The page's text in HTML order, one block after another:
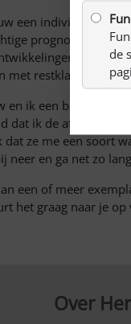
een individueel
prognose
heeft
met restklachten.
en ik een bakkie in
dat ik de afgelopen
dat ze me een soort
neer en ga net zo
een of meer
het graag naar je
Over
de